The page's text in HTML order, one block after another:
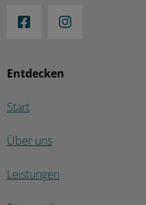
Entdecken
Start
Über uns
Leistungen